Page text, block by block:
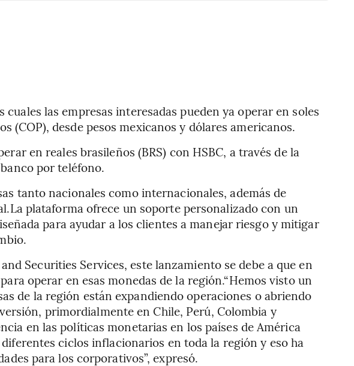
cuales las empresas interesadas pueden ya operar en soles
(COP), desde pesos mexicanos y dólares americanos.
en reales brasileños (BRS) con HSBC, a través de la
por teléfono.
tanto nacionales como internacionales, además de
plataforma ofrece un soporte personalizado con un
para ayudar a los clientes a manejar riesgo y mitigar
Securities Services, este lanzamiento se debe a que en
operar en esas monedas de la región.“Hemos visto un
de la región están expandiendo operaciones o abriendo
primordialmente en Chile, Perú, Colombia y
en las políticas monetarias en los países de América
ciclos inflacionarios en toda la región y eso ha
para los corporativos”, expresó.